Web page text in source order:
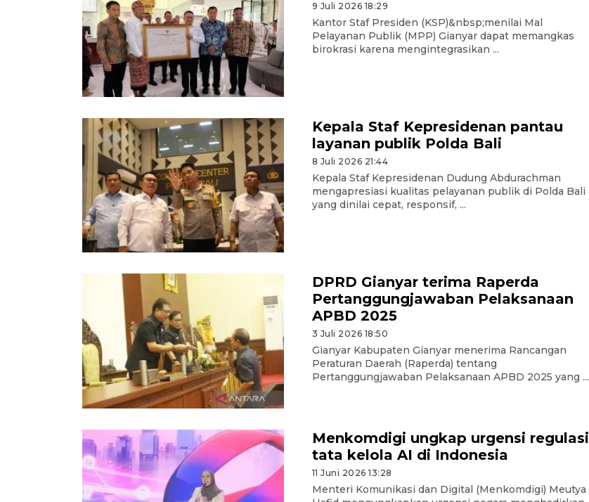
9 Juli 2026 18:29
Kantor Staf Presiden (KSP)&nbsp;menilai Mal
Pelayanan Publik (MPP) Gianyar dapat memangkas
birokrasi karena mengintegrasikan ...
Kepala Staf Kepresidenan pantau
layanan publik Polda Bali
8 Juli 2026 21:44
Kepala Staf Kepresidenan Dudung Abdurachman
mengapresiasi kualitas pelayanan publik di Polda Bali
yang dinilai cepat, responsif, ...
DPRD Gianyar terima Raperda
Pertanggungjawaban Pelaksanaan
APBD 2025
3 Juli 2026 18:50
Gianyar Kabupaten Gianyar menerima Rancangan
Peraturan Daerah (Raperda) tentang
Pertanggungjawaban Pelaksanaan APBD 2025 yang ...
Menkomdigi ungkap urgensi regulasi
tata kelola AI di Indonesia
11 Juni 2026 13:28
Menteri Komunikasi dan Digital (Menkomdigi) Meutya